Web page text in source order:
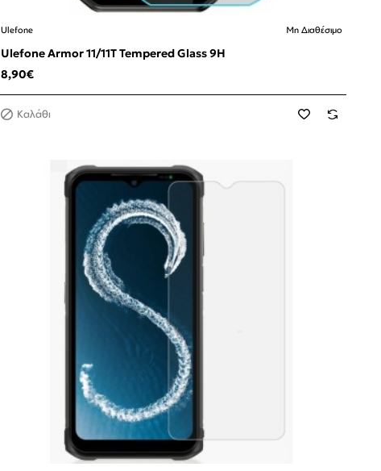
Μη Διαθέσιμο
Ulefone Μη Διαθέσιμο
Ulefone Armor 11/11T Tempered Glass 9H
8,90€
Καλάθι